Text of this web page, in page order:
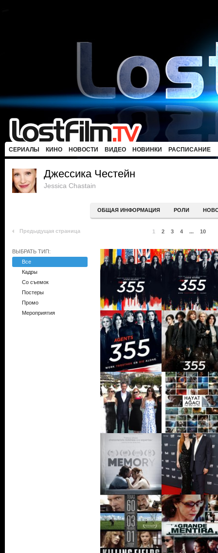
СЕРИАЛЫ КИНО НОВОСТИ ВИДЕО НОВИНКИ РАСПИСАНИЕ
Джессика Честейн
Jessica Chastain
ОБЩАЯ ИНФОРМАЦИЯ РОЛИ
Предыдущая страница 1 2 3 4 ... 10
ВЫБРАТЬ ТИП:
Все
Кадры
Со съемок
Постеры
Промо
Мероприятия